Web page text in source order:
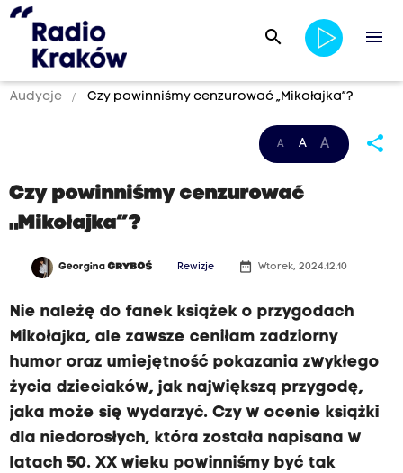
search menu
Audycje Czy powinniśmy cenzurować „Mikołajka”?
A A A share
Czy powinniśmy cenzurować
„Mikołajka”?
GeorginaGRYBOŚ Rewizje date_range Wtorek, 2024.12.10
Nie należę do fanek książek o przygodach
Mikołajka, ale zawsze ceniłam zadziorny
humor oraz umiejętność pokazania zwykłego
życia dzieciaków, jak największą przygodę,
jaka może się wydarzyć. Czy w ocenie książki
dla niedorosłych, która została napisana w
latach 50. XX wieku powinniśmy być tak